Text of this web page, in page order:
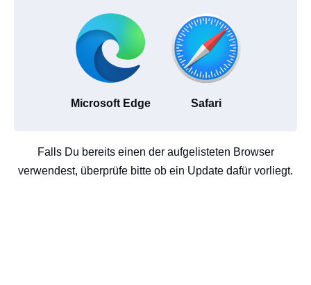
Microsoft Edge Safari
Falls Du bereits einen der aufgelisteten Browser
verwendest, überprüfe bitte ob ein Update dafür vorliegt.